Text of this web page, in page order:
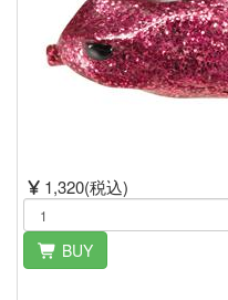
1,320(税込)
BUY